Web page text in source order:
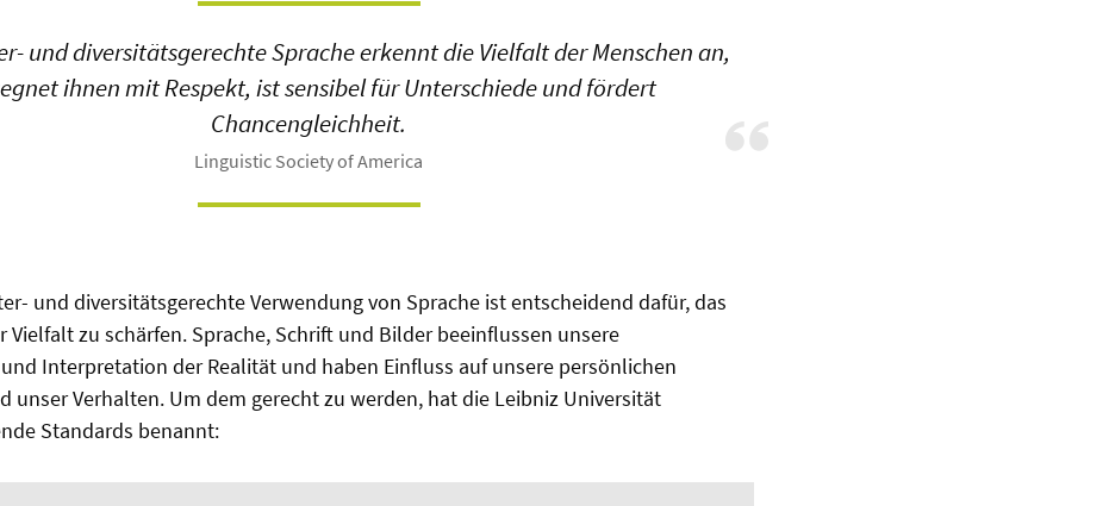
und diversitätsgerechte Sprache erkennt die Vielfalt der Menschen an,
ihnen mit Respekt, ist sensibel für Unterschiede und fördert
Chancengleichheit.
Linguistic Society of America
und diversitätsgerechte Verwendung von Sprache ist entscheidend dafür, das
Vielfalt zu schärfen. Sprache, Schrift und Bilder beeinflussen unsere
Interpretation der Realität und haben Einfluss auf unsere persönlichen
unser Verhalten. Um dem gerecht zu werden, hat die Leibniz Universität
Standards benannt: